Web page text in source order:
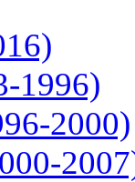
1996)
2000)